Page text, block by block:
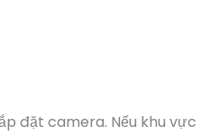
đặt camera. Nếu khu vực